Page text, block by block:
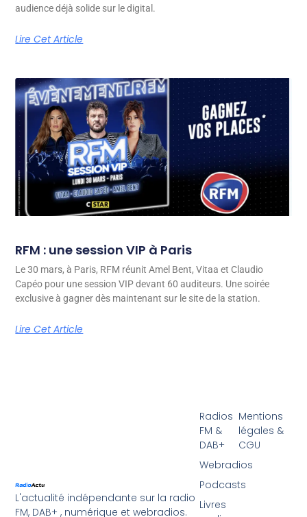
audience déjà solide sur le digital.
Lire Cet Article
RFM : une session VIP à Paris
Le 30 mars, à Paris, RFM réunit Amel Bent, Vitaa et Claudio
Capéo pour une session VIP devant 60 auditeurs. Une soirée
exclusive à gagner dès maintenant sur le site de la station.
Lire Cet Article
L'actualité indépendante sur la radio
FM, DAB+ , numérique et webradios.
Radios
FM &
DAB+
Webradios
Podcasts
Livres
Mentions
légales &
CGU